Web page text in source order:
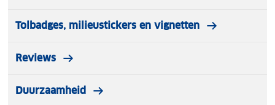
Tolbadges, milieustickers en vignetten
Reviews
Duurzaamheid